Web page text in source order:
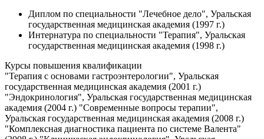
Диплом по специальности "Лечебное дело", Уральская
государственная медицинская академия (1997 г.)
Интернатура по специальности "Терапия", Уральская
государственная медицинская академия (1998 г.)
Курсы повышения квалификации
"Терапия с основами гастроэнтерологии", Уральская
государственная медицинская академия (2001 г.)
"Эндокринология", Уральская государственная медицинская
академия (2004 г.) "Современные вопросы терапии",
Уральская государственная медицинская академия (2008 г.)
"Комплексная диагностика пациента по системе Валента"